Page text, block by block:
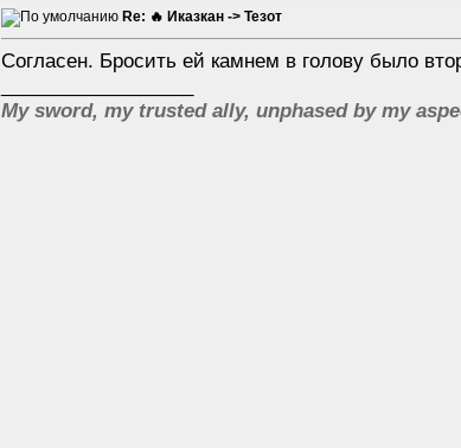
Re: 🔥 Иказкан -> Тезот
Согласен. Бросить ей камнем в голову было
My sword, my trusted ally, unphased by my